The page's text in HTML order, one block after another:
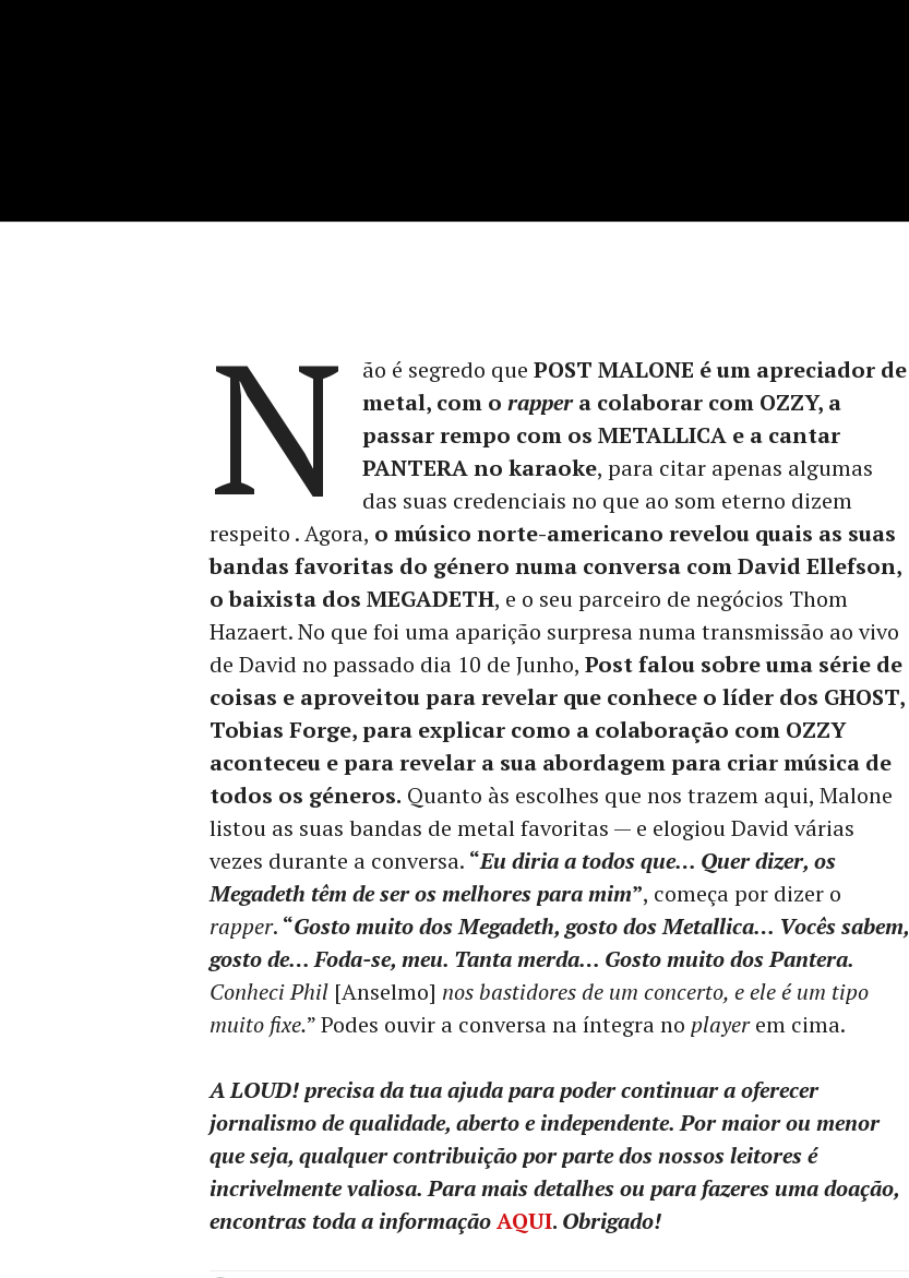
N ão é segredo que POST MALONE é um apreciador de
metal, com o rappera colaborar com OZZY, a
passar rempo com os METALLICA e a cantar
PANTERA no karaoke, para citar apenas algumas
das suas credenciais no que ao som eterno dizem
respeito . Agora, o músico norte-americano revelou quais as suas
bandas favoritas do género numa conversa com David Ellefson,
o baixista dos MEGADETH, e o seu parceiro de negócios Thom
Hazaert. No que foi uma aparição surpresa numa transmissão ao vivo
de David no passado dia 10 de Junho, Post falou sobre uma série de
coisas e aproveitou para revelar que conhece o líder dos GHOST,
Tobias Forge, para explicar como a colaboração com OZZY
aconteceu e para revelar a sua abordagem para criar música de
todos os géneros. Quanto às escolhes que nos trazem aqui, Malone
listou as suas bandas de metal favoritas — e elogiou David várias
vezes durante a conversa. “Eu diria a todos que… Quer dizer, os
Megadeth têm de ser os melhores para mim”, começa por dizer o
rapper. “Gosto muito dos Megadeth, gosto dos Metallica… Vocês sabem,
gosto de… Foda-se, meu. Tanta merda… Gosto muito dos Pantera.
Conheci Phil [Anselmo] nos bastidores de um concerto, e ele é um tipo
muito fixe.” Podes ouvir a conversa na íntegra no playerem cima.
A LOUD! precisa da tua ajuda para poder continuar a oferecer
jornalismo de qualidade, aberto e independente. Por maior ou menor
que seja, qualquer contribuição por parte dos nossos leitores é
incrivelmente valiosa. Para mais detalhes ou para fazeres uma doação,
encontras toda a informaçãoAQUI. Obrigado!